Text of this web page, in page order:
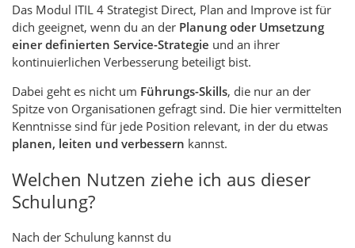
Das Modul ITIL 4 Strategist Direct, Plan and Improve ist für
dich geeignet, wenn du an der Planung oder Umsetzung
einer definierten Service-Strategie und an ihrer
kontinuierlichen Verbesserung beteiligt bist.
Dabei geht es nicht um Führungs-Skills, die nur an der
Spitze von Organisationen gefragt sind. Die hier vermittelten
Kenntnisse sind für jede Position relevant, in der du etwas
planen, leiten und verbessern kannst.
Welchen Nutzen ziehe ich aus dieser
Schulung?
Nach der Schulung kannst du